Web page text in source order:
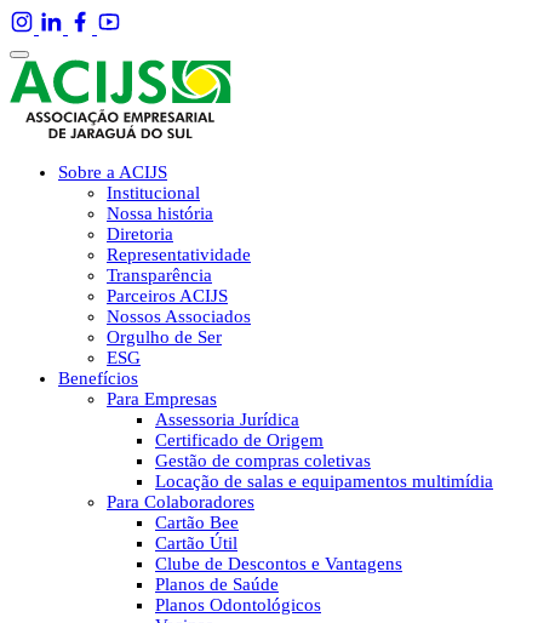
Sobre a ACIJS
Institucional
Nossa história
Diretoria
Representatividade
Transparência
Parceiros ACIJS
Nossos Associados
Orgulho de Ser
ESG
Benefícios
Para Empresas
Assessoria Jurídica
Certificado de Origem
Gestão de compras coletivas
Locação de salas e equipamentos multimídia
Para Colaboradores
Cartão Bee
Cartão Útil
Clube de Descontos e Vantagens
Planos de Saúde
Planos Odontológicos